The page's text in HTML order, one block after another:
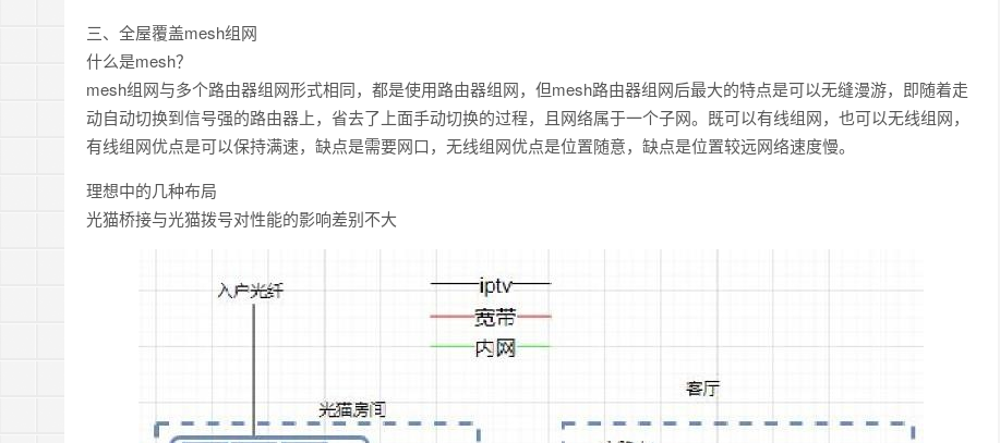
三、全屋覆盖mesh组网
什么是mesh？
mesh组网与多个路由器组网形式相同，都是使用路由器组网，但mesh路由器组网后最大的特点是可以无缝漫游，即随着走
动自动切换到信号强的路由器上，省去了上面手动切换的过程，且网络属于一个子网。既可以有线组网，也可以无线组网，
有线组网优点是可以保持满速，缺点是需要网口，无线组网优点是位置随意，缺点是位置较远网络速度慢。
理想中的几种布局
光猫桥接与光猫拨号对性能的影响差别不大